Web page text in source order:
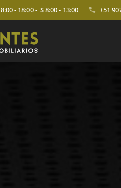
8:00 - 18:00 - S8:00 - 13:00 +51